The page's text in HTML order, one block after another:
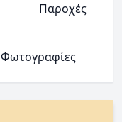
Παροχές
Φωτογραφίες